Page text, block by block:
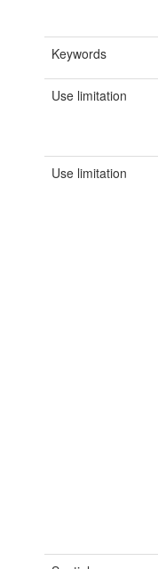
Keywords
Use limitation
Use limitation